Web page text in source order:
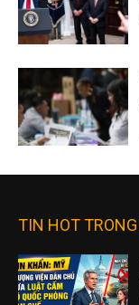
TIN HOT